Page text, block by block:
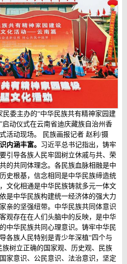
民委主办的“中华民族共有精神家园建
动仪式在云南省迪庆藏族自治州香
活动现场。 民族画报记者 赵利/摄
内涵丰富。 习近平总书记指出，铸牢
引导各族人民牢固树立休戚与共、荣
的共同体理念。各民族血脉相融是中
史根基，信念相同是中华民族缔造统
文化相通是中华民族铸就多元一体文
是中华民族构建统一经济体的强大力
亲的坚强纽带。中华民族共同体意识
观存在在人们头脑中的反映，是中华
中华民族共同心理意识。铸牢中华民
各族人民特别是青少年深植“四个与
树立正确的国家观、历史观、民族
家意识、公民意识、法治意识，坚定